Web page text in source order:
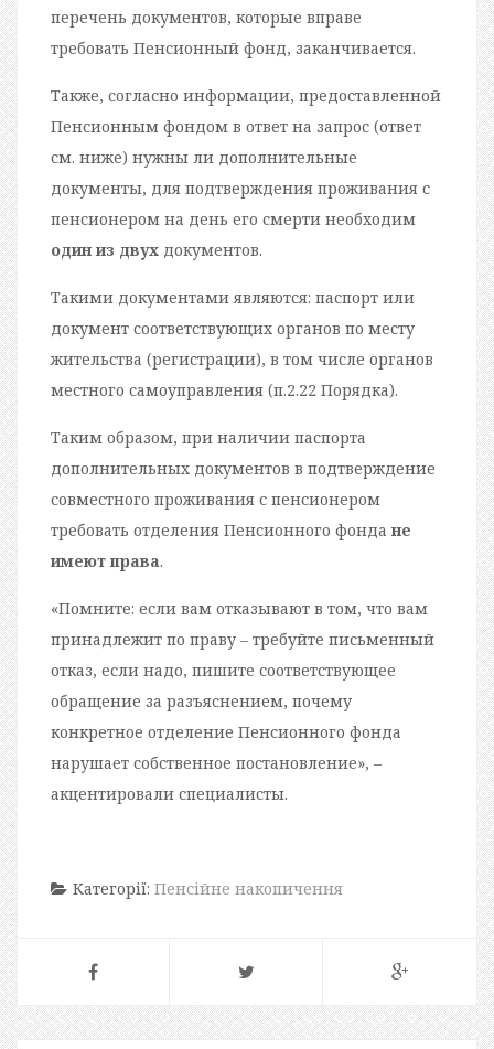
перечень документов, которые вправе
требовать Пенсионный фонд, заканчивается.
Также, согласно информации, предоставленной
Пенсионным фондом в ответ на запрос (ответ
см. ниже) нужны ли дополнительные
документы, для подтверждения проживания с
пенсионером на день его смерти необходим
один из двух документов.
Такими документами являются: паспорт или
документ соответствующих органов по месту
жительства (регистрации), в том числе органов
местного самоуправления (п.2.22 Порядка).
Таким образом, при наличии паспорта
дополнительных документов в подтверждение
совместного проживания с пенсионером
требовать отделения Пенсионного фонда не
имеют права.
«Помните: если вам отказывают в том, что вам
принадлежит по праву – требуйте письменный
отказ, если надо, пишите соответствующее
обращение за разъяснением, почему
конкретное отделение Пенсионного фонда
нарушает собственное постановление», –
акцентировали специалисты.
Категорії: Пенсійне накопичення